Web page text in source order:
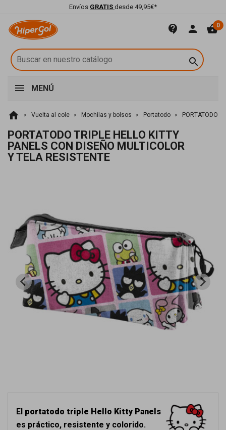
Envíos GRATIS desde 49,95€*
contact_support person shopping_basket0

MENÚ
home Vuelta al cole Mochilas y bolsos Portatodo PORTATODO
PORTATODO TRIPLE HELLO KITTY
PANELS CON DISEÑO MULTICOLOR
Y TELA RESISTENTE
El portatodo triple Hello Kitty Panels
es práctico, resistente y colorido.